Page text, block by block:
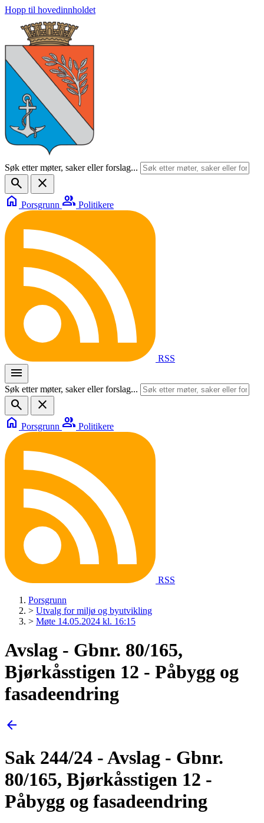
Hopp til hovedinnholdet
Søk etter møter, saker eller forslag...
search
close
home Porsgrunn group Politikere
RSS
menu
Søk etter møter, saker eller forslag...
search
close
home Porsgrunn group Politikere
RSS
Porsgrunn
> Utvalg for miljø og byutvikling
> Møte 14.05.2024 kl. 16:15
Avslag - Gbnr. 80/165,
Bjørkåsstigen 12 - Påbygg og
fasadeendring
arrow_back
Sak 244/24 - Avslag - Gbnr.
80/165, Bjørkåsstigen 12 -
Påbygg og fasadeendring